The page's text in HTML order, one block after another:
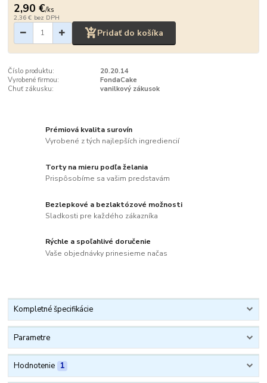
2,90 €/ks
2,36 € bez DPH
Pridať do košíka
Číslo produktu:
20.20.14
Vyrobené firmou:
FondaCake
Chuť zákusku:
vanilkový zákusok
Prémiová kvalita surovín
Vyrobené z tých najlepších ingrediencií
Torty na mieru podľa želania
Prispôsobíme sa vašim predstavám
Bezlepkové a bezlaktózové možnosti
Sladkosti pre každého zákazníka
Rýchle a spoľahlivé doručenie
Vaše objednávky prinesieme načas
Kompletné špecifikácie
Parametre
Hodnotenie 1